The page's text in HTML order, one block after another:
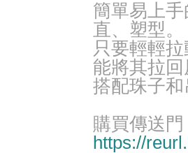
簡單易上
直、塑型。
只要輕輕
能將其拉
搭配珠子
購買傳送門
https://